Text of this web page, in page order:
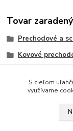
Tovar
Prechodové a
Kovové
S cieľom
využívame